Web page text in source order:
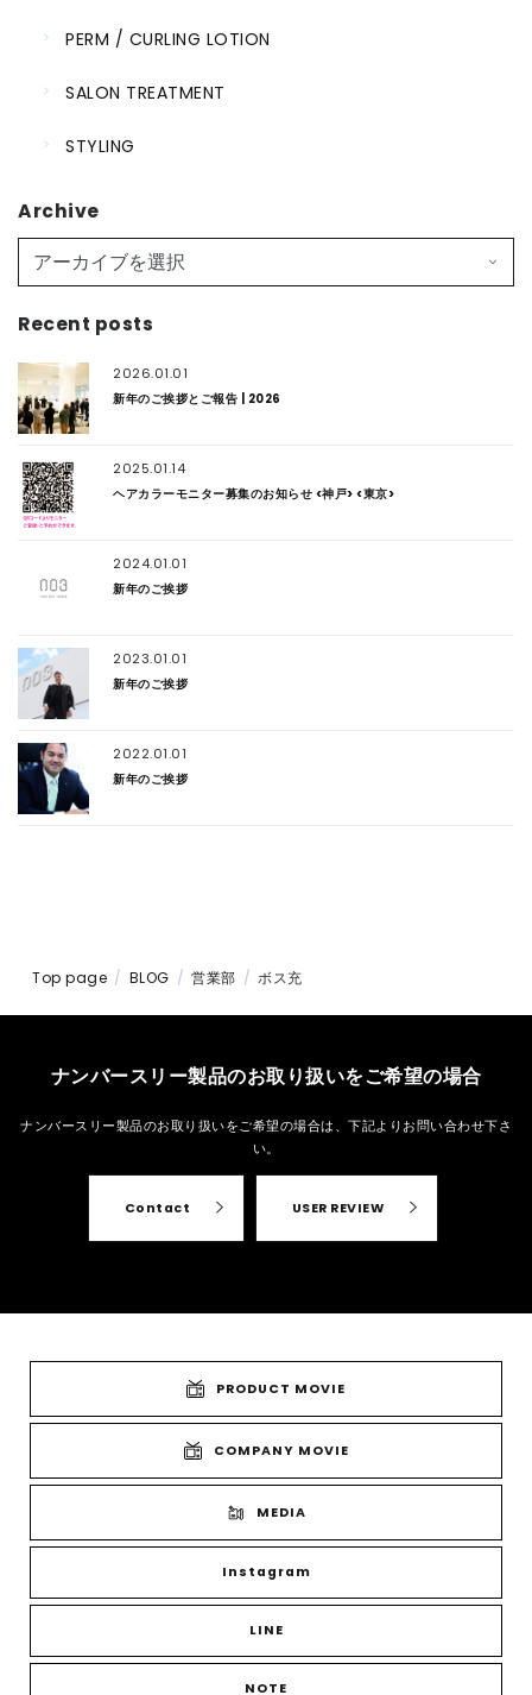
PERM / CURLING LOTION
SALON TREATMENT
STYLING
Archive
Recent posts
2026.01.01
新年のご挨拶とご報告 | 2026
2025.01.14
ヘアカラーモニター募集のお知らせ <神戸> <東京>
2024.01.01
新年のご挨拶
2023.01.01
新年のご挨拶
2022.01.01
新年のご挨拶
Top page BLOG 営業部 ボス充
ナンバースリー製品のお取り扱いをご希望の場合
ナンバースリー製品のお取り扱いをご希望の場合は、 下記よりお問い合わせ下さ
い。
Contact USER REVIEW
PRODUCT MOVIE
COMPANY MOVIE
MEDIA
Instagram
LINE
NOTE